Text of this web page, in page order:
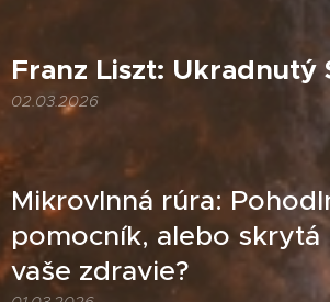
Franz Liszt: Ukradnutý
02.03.2026
Mikrovlnná rúra:
pomocník, alebo skrytá
vaše zdravie?